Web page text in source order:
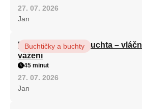
27. 07. 2026
Jan
Hrnková maková buchta –
vážení
Buchtičky a buchty
45 minut
27. 07. 2026
Jan